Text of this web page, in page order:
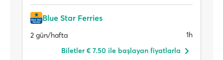
Blue Star Ferries
2 gün/hafta
1h
Biletler € 7.50 ile başlayan fiyatlarla